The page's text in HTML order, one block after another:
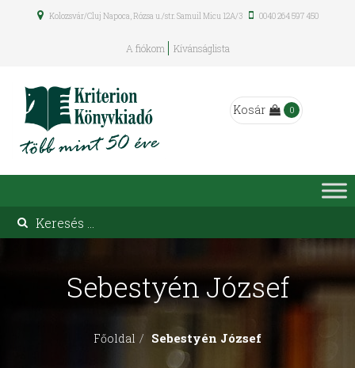
Kolozsvár/Cluj Napoca, Rózsa u./str. Samuil Micu 12A/3 0040 264 597 450
A fiókom Kívánságlista
Kosár 0
Sebestyén József
Főoldal Sebestyén József